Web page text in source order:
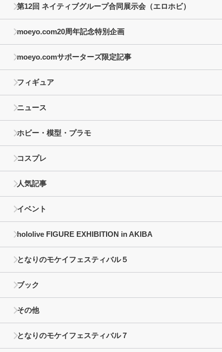
第12回 ネイティブグループ合同展示会（エロホビ）
moeyo.com20周年記念特別企画
moeyo.comサポーターズ限定記事
フィギュア
ニュース
ホビー・模型・プラモ
コスプレ
人気記事
イベント
hololive FIGURE EXHIBITION in AKIBA
となりのモケイフェスティバル５
ブック
その他
となりのモケイフェスティバル７